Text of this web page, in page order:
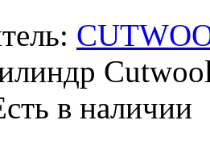
в наличии